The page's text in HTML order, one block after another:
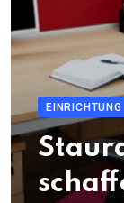
EINRICHTUNG